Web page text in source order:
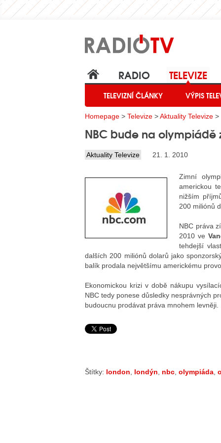
RADIO TELEVIZE
TELEVIZNÍ ČLÁNKY VÝPIS
Homepage > Televize >Aktuality Televize >
NBC bude na olympiádě
Aktuality Televize 21. 1. 2010
Zimní
americkou
nižším
200 miliónů
NBC práva
2010 ve
tehdejší
dalších 200 miliónů dolarů jako
balík prodala největšímu americkému
Ekonomickou krizi v době nákupu
NBC tedy ponese důsledky nesprávných
budoucnu prodávat práva mnohem levněji.
Štítky: london londýn nbc olympiáda